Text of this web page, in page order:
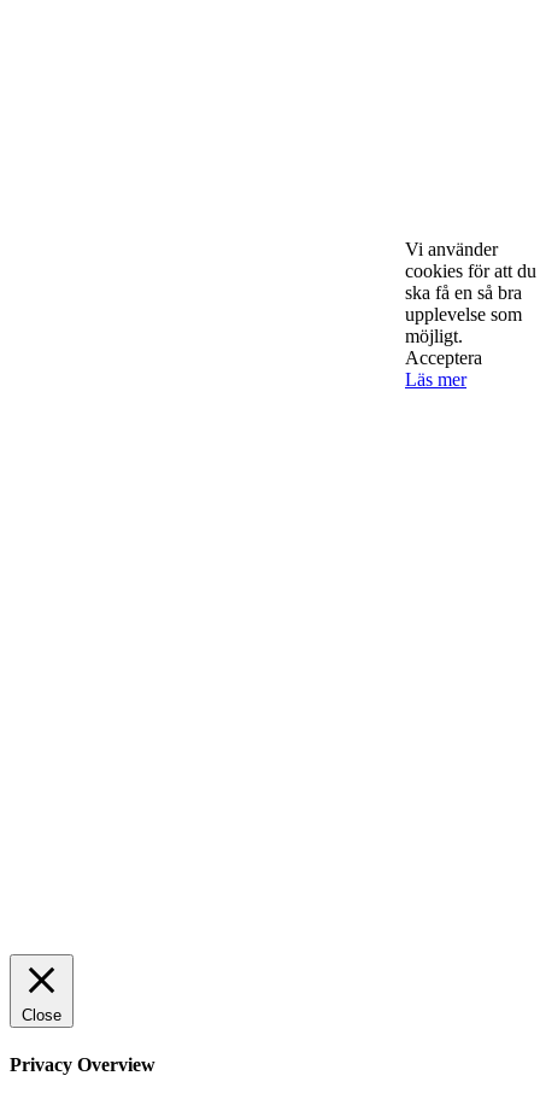
StartUp Media Karlbergs Strand 15, 171 73 Solna. Telefon 08-52
Vi använder
cookies för att du
ska få en så bra
upplevelse som
möjligt.
Acceptera
Läs mer
Close
Privacy Overview